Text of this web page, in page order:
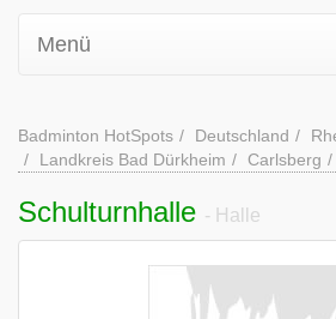
Menü
Badminton HotSpots Deutschland
Landkreis Bad Dürkheim
Carlsberg
Schulturnhalle - Halle